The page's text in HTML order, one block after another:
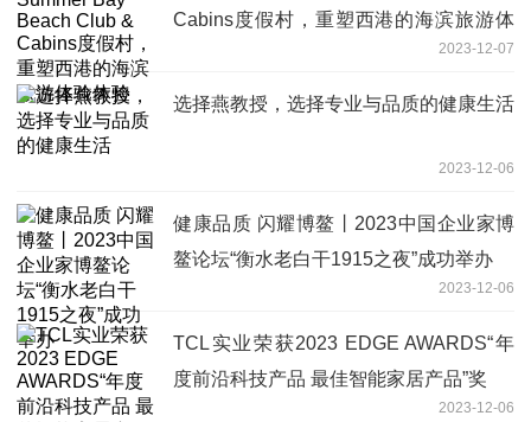
Cabins度假村，重塑西港的海滨旅游体
2023-12-07
选择燕教授，选择专业与品质的健康生活
2023-12-06
健康品质 闪耀博鳌丨2023中国企业家博
鳌论坛“衡水老白干1915之夜”成功举办
2023-12-06
TCL实业荣获2023 EDGE AWARDS“年
度前沿科技产品 最佳智能家居产品”奖
2023-12-06